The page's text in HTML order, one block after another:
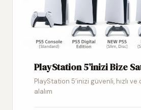
PlayStation 5’inizi Bize
PlayStation 5’inizi güvenli, hızlı
alalım